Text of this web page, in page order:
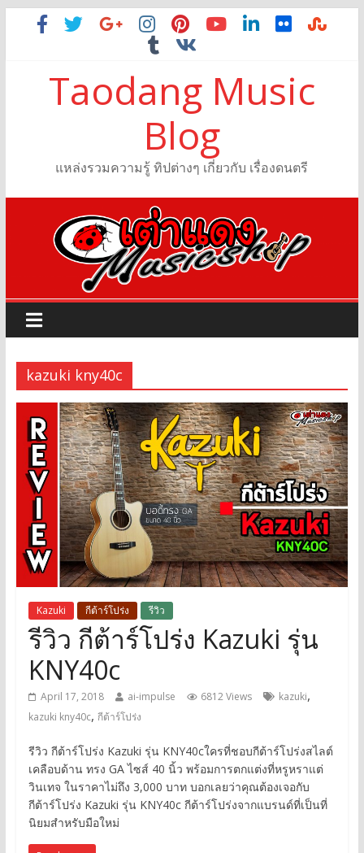
Taodang Music
Blog
แหล่งรวมความรู้ ทิปต่างๆ เกี่ยวกับ เรื่องดนตรี
kazuki kny40c
Kazuki กีต้าร์โปร่ง รีวิว
รีวิว กีต้าร์โปร่ง Kazuki รุ่น
KNY40c
April 17, 2018 ai-impulse 6812 Views kazuki,
kazuki kny40c, กีต้าร์โปร่ง
รีวิว กีต้าร์โปร่ง Kazuki รุ่น KNY40cใครที่ชอบกีต้าร์โปร่งสไลต์
เคลือบด้าน ทรง GA ไซส์ 40 นิ้ว พร้อมการตกแต่งที่หรูหราแต่
วินเทจ ในราคาไม่ถึง 3,000 บาท บอกเลยว่าคุณต้องเจอกับ
กีต้าร์โปร่ง Kazuki รุ่น KNY40c กีต้าร์โปร่งจากแบรนด์ที่เป็นที่
นิยมสำหรับมือใหม่